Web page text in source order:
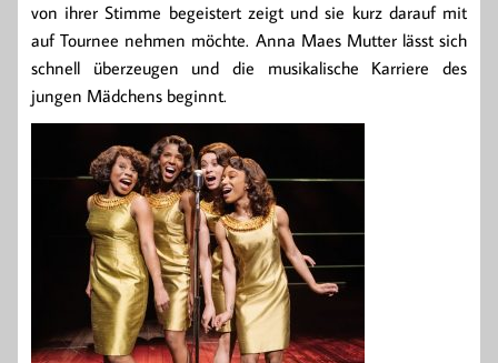
von ihrer Stimme begeistert zeigt und sie kurz darauf mit
auf Tournee nehmen möchte. Anna Maes Mutter lässt sich
schnell überzeugen und die musikalische Karriere des
jungen Mädchens beginnt.